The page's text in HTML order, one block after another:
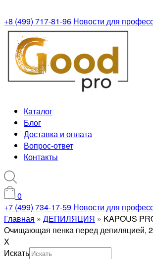
+8 (499) 717-81-96 Новости для
Каталог
Блог
Доставка и оплата
Вопрос-ответ
Контакты
0
+7 (499) 734-17-59 Новости для
Главная » ДЕПИЛЯЦИЯ » KAPOUS
Очищающая пенка перед депиляцией,
X
Искать